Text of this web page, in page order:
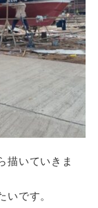
描いていきま
です。